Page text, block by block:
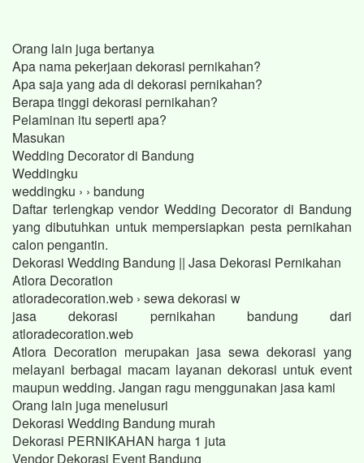
Orang lain juga bertanya
Apa nama pekerjaan dekorasi pernikahan?
Apa saja yang ada di dekorasi pernikahan?
Berapa tinggi dekorasi pernikahan?
Pelaminan itu seperti apa?
Masukan
Wedding Decorator di Bandung
Weddingku
weddingku › › bandung
Daftar terlengkap vendor Wedding Decorator di Bandung
yang dibutuhkan untuk mempersiapkan pesta pernikahan
calon pengantin.
Dekorasi Wedding Bandung || Jasa Dekorasi Pernikahan
Atlora Decoration
atloradecoration.web › sewa dekorasi w
jasa dekorasi pernikahan bandung dari
atloradecoration.web
Atlora Decoration merupakan jasa sewa dekorasi yang
melayani berbagai macam layanan dekorasi untuk event
maupun wedding. Jangan ragu menggunakan jasa kami
Orang lain juga menelusuri
Dekorasi Wedding Bandung murah
Dekorasi PERNIKAHAN harga 1 juta
Vendor Dekorasi Event Bandung